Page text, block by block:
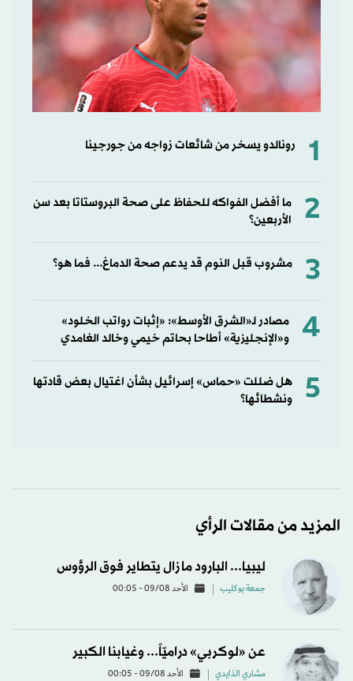
1 رونالدو يسخر من شائعات زواجه من جورجينا
2
ما أفضل الفواكه للحفاظ على صحة البروستاتا بعد سن
الأربعين؟
3 مشروب قبل النوم قد يدعم صحة الدماغ... فما هو؟
4
مصادر لـ«الشرق الأوسط»: «إثبات رواتب الخلود»
و«الإنجليزية» أطاحا بحاتم خيمي وخالد الغامدي
5
هل ضللت «حماس» إسرائيل بشأن اغتيال بعض قادتها
ونشطائها؟
المزيد من مقالات الرأي
ليبيا... البارود ما زال يتطاير فوق الرؤوس
جمعة بوكليب الأحد 09/08 - 00:05
عن «لوكربي» دراميّاً... وغيابنا الكبير
مشاري الذايدي الأحد 09/08 - 00:05